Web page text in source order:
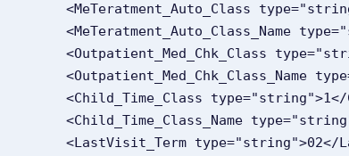
<MeTeratment_Auto_Class
<MeTeratment_Auto_Class_Name
<Outpatient_Med_Chk_Class
<Outpatient_Med_Chk_Class_Name
<Child_Time_Class
<Child_Time_Class_Name
<LastVisit_Term